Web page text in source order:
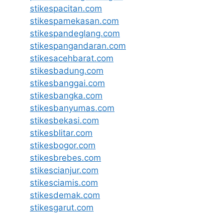
stikespacitan.com
stikespamekasan.com
stikespandeglang.com
stikespangandaran.com
stikesacehbarat.com
stikesbadung.com
stikesbanggai.com
stikesbangka.com
stikesbanyumas.com
stikesbekasi.com
stikesblitar.com
stikesbogor.com
stikesbrebes.com
stikescianjur.com
stikesciamis.com
stikesdemak.com
stikesgarut.com